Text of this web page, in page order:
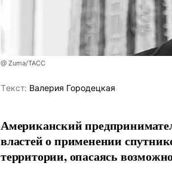
@ Zuma/ТАСС
Tекст: Валерия Городецкая
Американский
властей о применении
территории, опасаясь